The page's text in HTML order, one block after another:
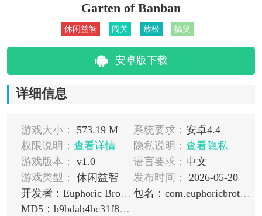
Garten of Banban
休闲益智 闯关 放松 搞笑
安卓版下载
详细信息
游戏大小： 573.19 M 系统要求： 安卓4.4
权限说明： 查看详情 隐私说明： 查看隐私
游戏版本：
v1.0 语言要求： 中文
游戏类型：
休闲益智 发布时间：
2026-05-20
开发者：Euphoric Brothers Games
包名：com.euphoricbrothersgames.gartenofbanbanVII
MD5：b9bdab4bc31f81ac63860682e9b4ff53